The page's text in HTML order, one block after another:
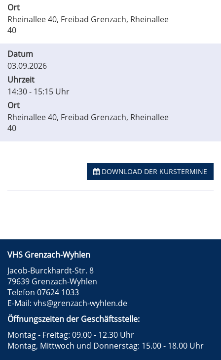
Ort
Rheinallee 40, Freibad Grenzach, Rheinallee
40
Datum
03.09.2026
Uhrzeit
14:30 - 15:15 Uhr
Ort
Rheinallee 40, Freibad Grenzach, Rheinallee
40
DOWNLOAD DER KURSTERMINE
VHS Grenzach-Wyhlen
Jacob-Burckhardt-Str. 8
79639 Grenzach-Wyhlen
Telefon 07624 1033
E-Mail: vhs@grenzach-wyhlen.de
Öffnungszeiten der Geschäftsstelle:
Montag - Freitag: 09.00 - 12.30 Uhr
Montag, Mittwoch und Donnerstag: 15.00 - 18.00 Uhr